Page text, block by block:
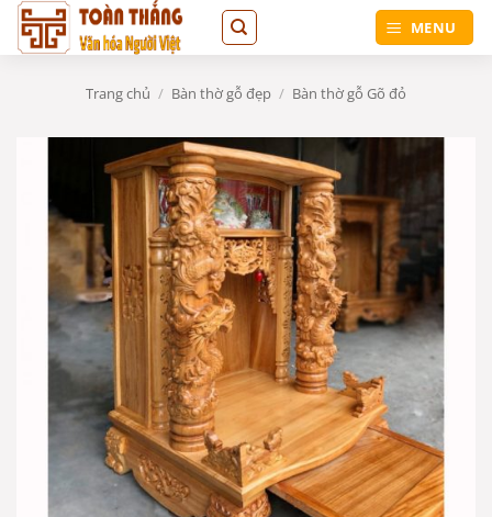
Bỏ
qua
MENU
Trang chủ / Bàn thờ gỗ đẹp / Bàn thờ gỗ Gõ đỏ